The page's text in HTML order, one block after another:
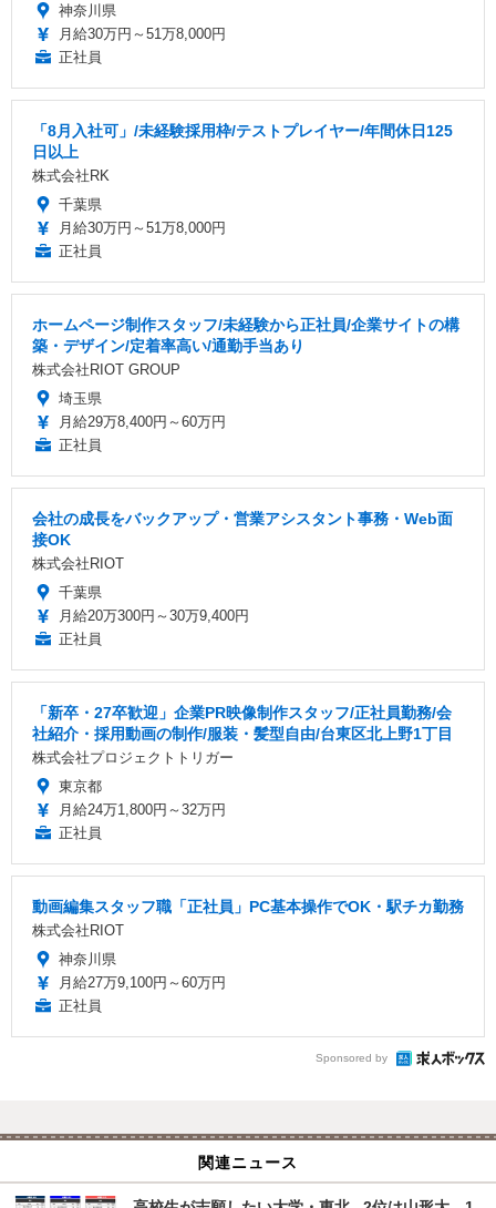
神奈川県
月給30万円～51万8,000円
正社員
「8月入社可」/未経験採用枠/テストプレイヤー/年間休日125
日以上
株式会社RK
千葉県
月給30万円～51万8,000円
正社員
ホームページ制作スタッフ/未経験から正社員/企業サイトの構
築・デザイン/定着率高い/通勤手当あり
株式会社RIOT GROUP
埼玉県
月給29万8,400円～60万円
正社員
会社の成長をバックアップ・営業アシスタント事務・Web面
接OK
株式会社RIOT
千葉県
月給20万300円～30万9,400円
正社員
「新卒・27卒歓迎」企業PR映像制作スタッフ/正社員勤務/会
社紹介・採用動画の制作/服装・髪型自由/台東区北上野1丁目
株式会社プロジェクトトリガー
東京都
月給24万1,800円～32万円
正社員
動画編集スタッフ職「正社員」PC基本操作でOK・駅チカ勤務
株式会社RIOT
神奈川県
月給27万9,100円～60万円
正社員
Sponsored by
関連ニュース